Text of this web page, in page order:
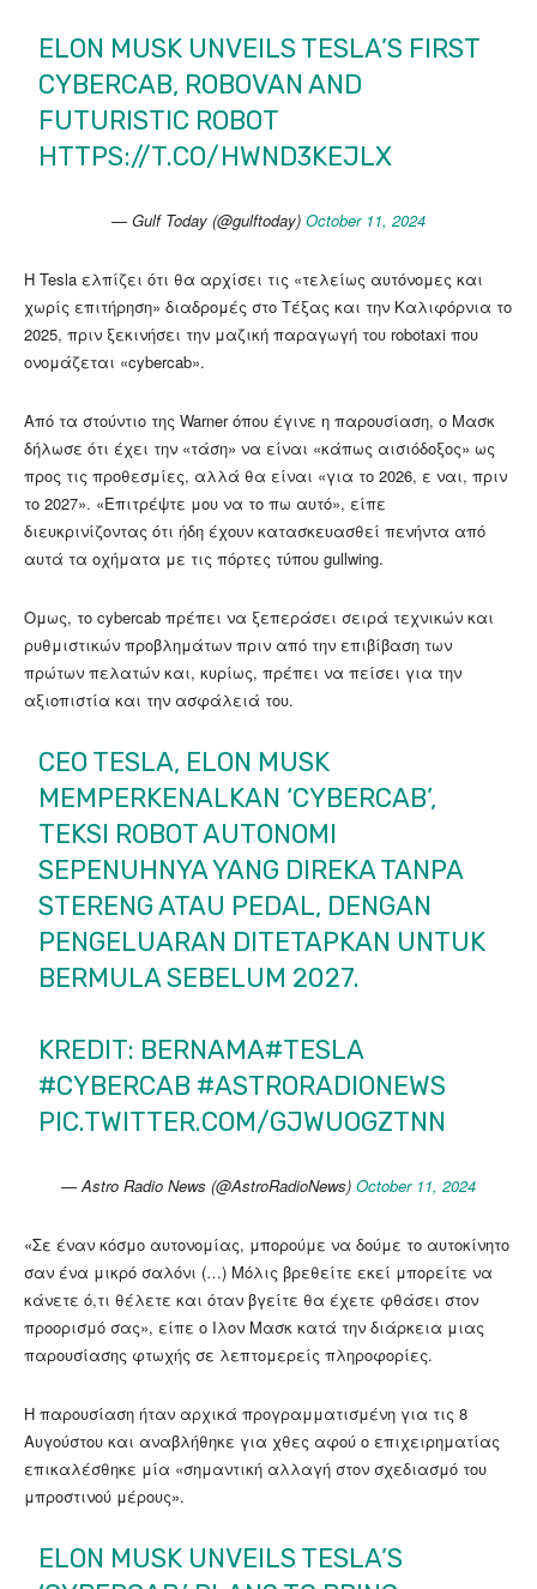
ELON MUSK UNVEILS TESLA’S FIRST
CYBERCAB, ROBOVAN AND
FUTURISTIC ROBOT
HTTPS://T.CO/HWND3KEJLX
— Gulf Today (@gulftoday) October 11, 2024
Η Tesla ελπίζει ότι θα αρχίσει τις «τελείως αυτόνομες και
χωρίς επιτήρηση» διαδρομές στο Τέξας και την Καλιφόρνια το
2025, πριν ξεκινήσει την μαζική παραγωγή του robotaxi που
ονομάζεται «cybercab».
Από τα στούντιο της Warner όπου έγινε η παρουσίαση, ο Μασκ
δήλωσε ότι έχει την «τάση» να είναι «κάπως αισιόδοξος» ως
προς τις προθεσμίες, αλλά θα είναι «για το 2026, ε ναι, πριν
το 2027». «Επιτρέψτε μου να το πω αυτό», είπε
διευκρινίζοντας ότι ήδη έχουν κατασκευασθεί πενήντα από
αυτά τα οχήματα με τις πόρτες τύπου gullwing.
Ομως, το cybercab πρέπει να ξεπεράσει σειρά τεχνικών και
ρυθμιστικών προβλημάτων πριν από την επιβίβαση των
πρώτων πελατών και, κυρίως, πρέπει να πείσει για την
αξιοπιστία και την ασφάλειά του.
CEO TESLA, ELON MUSK
MEMPERKENALKAN ‘CYBERCAB’,
TEKSI ROBOT AUTONOMI
SEPENUHNYA YANG DIREKA TANPA
STERENG ATAU PEDAL, DENGAN
PENGELUARAN DITETAPKAN UNTUK
BERMULA SEBELUM 2027.
KREDIT: BERNAMA#TESLA
#CYBERCAB #ASTRORADIONEWS
PIC.TWITTER.COM/GJWUOGZTNN
— Astro Radio News (@AstroRadioNews) October 11, 2024
«Σε έναν κόσμο αυτονομίας, μπορούμε να δούμε το αυτοκίνητο
σαν ένα μικρό σαλόνι (…) Μόλις βρεθείτε εκεί μπορείτε να
κάνετε ό,τι θέλετε και όταν βγείτε θα έχετε φθάσει στον
προορισμό σας», είπε ο Ιλον Μασκ κατά την διάρκεια μιας
παρουσίασης φτωχής σε λεπτομερείς πληροφορίες.
Η παρουσίαση ήταν αρχικά προγραμματισμένη για τις 8
Αυγούστου και αναβλήθηκε για χθες αφού ο επιχειρηματίας
επικαλέσθηκε μία «σημαντική αλλαγή στον σχεδιασμό του
μπροστινού μέρους».
ELON MUSK UNVEILS TESLA’S